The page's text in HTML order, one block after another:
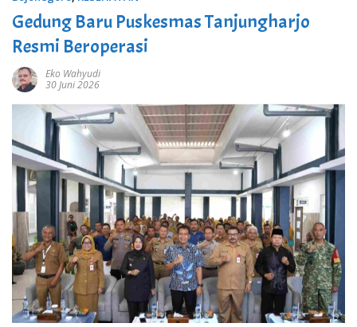
Gedung Baru Puskesmas Tanjungharjo
Resmi Beroperasi
Eko Wahyudi
30 Juni 2026